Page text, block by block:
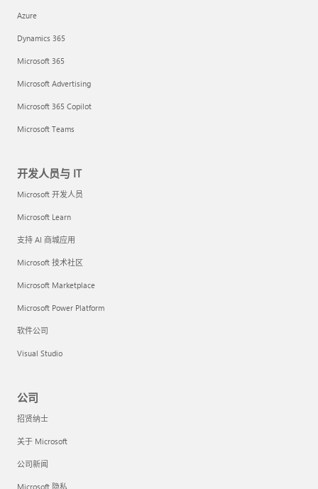
Azure
Dynamics 365
Microsoft 365
Microsoft Advertising
Microsoft 365 Copilot
Microsoft Teams
开发人员与 IT
Microsoft 开发人员
Microsoft Learn
支持 AI 商城应用
Microsoft 技术社区
Microsoft Marketplace
Microsoft Power Platform
软件公司
Visual Studio
公司
招贤纳士
关于 Microsoft
公司新闻
Microsoft 隐私